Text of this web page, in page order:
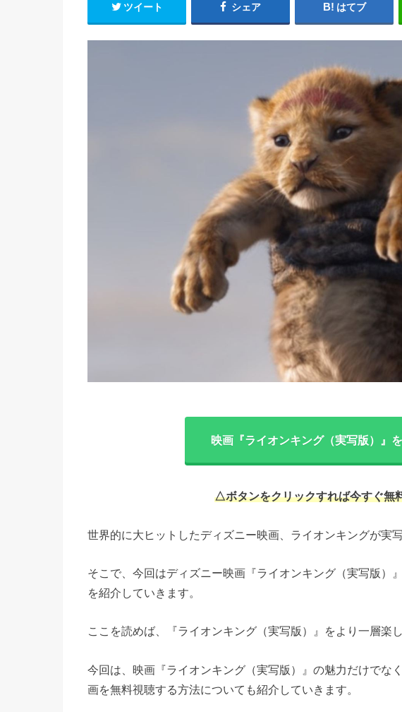
ツイート シェア はてブ
映画『ライオンキング（実写版）』
△ボタンをクリックすれば今すぐ無
世界的に大ヒットしたディズニー映画、ライオンキングが実
そこで、今回はディズニー映画『ライオンキング（実写版）
を紹介していきます。
ここを読めば、『ライオンキング（実写版）』をより一層楽
今回は、映画『ライオンキング（実写版）』の魅力だけでな
画を無料視聴する方法についても紹介していきます。